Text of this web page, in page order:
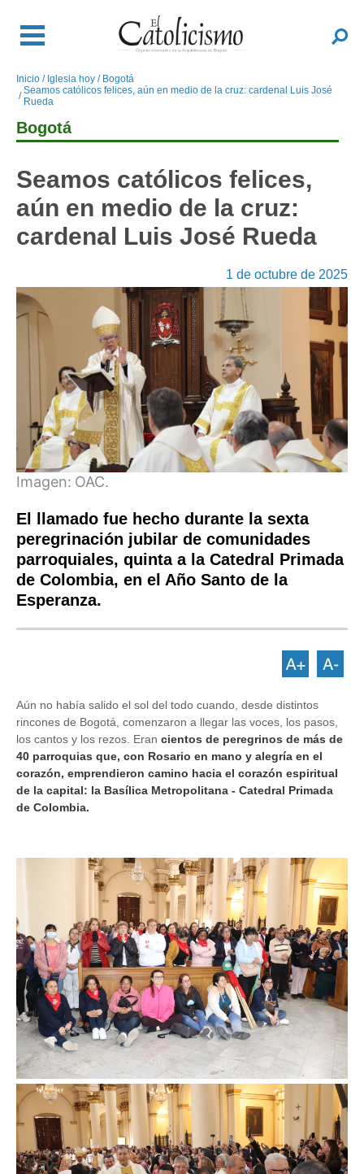
contenido
Buscar
Sobrescribir
enlaces
de
ayuda
la
navegación
Inicio Iglesia hoy
Bogotá
Seamos católicos felices, aún en medio de la cruz: cardenal Luis José
Rueda
Bogotá
Seamos católicos felices,
aún en medio de la cruz:
cardenal Luis José Rueda
1 de octubre de 2025
Imagen: OAC.
El llamado fue hecho durante la sexta
peregrinación jubilar de comunidades
parroquiales, quinta a la Catedral Primada
de Colombia, en el Año Santo de la
Esperanza.
Aún no había salido el sol del todo cuando, desde distintos
rincones de Bogotá, comenzaron a llegar las voces, los pasos,
los cantos y los rezos. Eran cientos de peregrinos de más de
40 parroquias que, con Rosario en mano y alegría en el
corazón, emprendieron camino hacia el corazón espiritual
de la capital: la Basílica Metropolitana - Catedral Primada
de Colombia.
Image